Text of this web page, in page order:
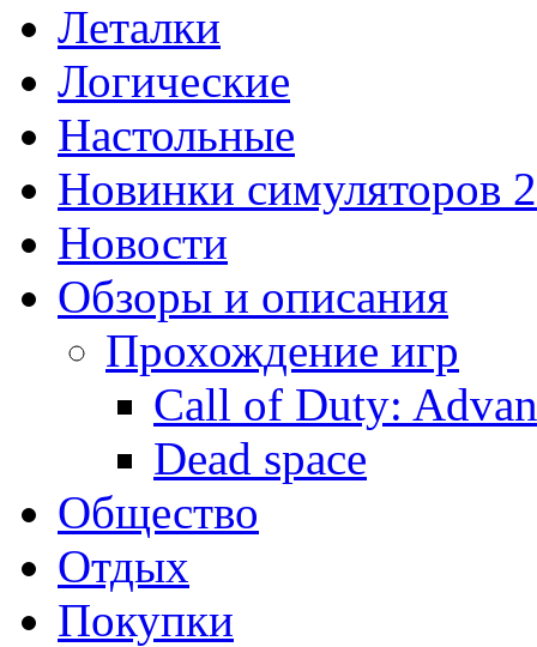
Леталки
Логические
Настольные
Новинки симуляторов
Новости
Обзоры и описания
Прохождение игр
Call of Duty:
Dead space
Общество
Отдых
Покупки